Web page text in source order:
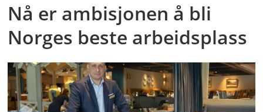
Nå er ambisjonen å bli
Norges beste arbeidsplass